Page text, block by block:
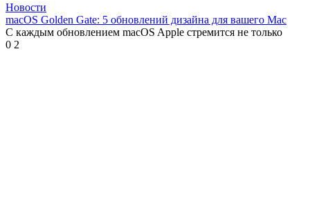
Новости
macOS Golden Gate: 5 обновлений дизайна для вашего Mac
С каждым обновлением macOS Apple стремится не только
0 2